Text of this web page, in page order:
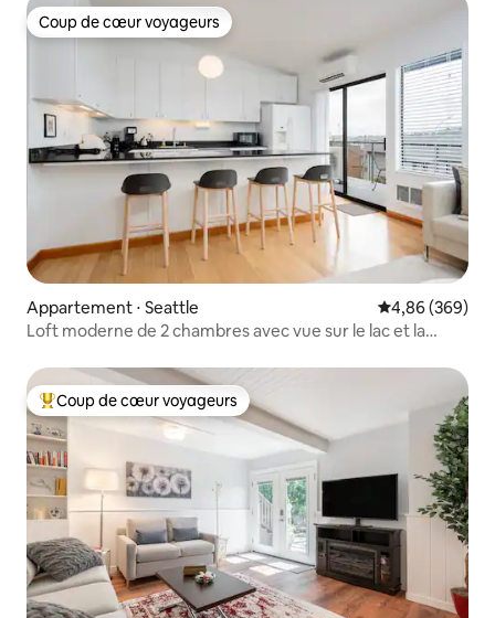
Coup de cœur voyageurs
Coup de cœur voyageurs
Appartement ⋅ Seattle Évaluation
4,86 (369)
Loft moderne de 2 chambres avec vue sur le lac et la
Coups de cœur voyageurs les plus appréciés
Coup de cœur voyageurs